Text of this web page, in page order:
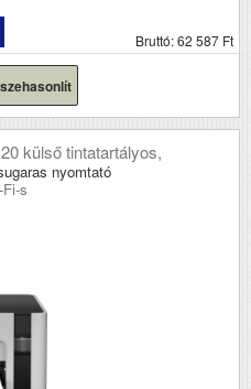
Bruttó: 62 587 Ft
külső tintatartályos,
nyomtató
s